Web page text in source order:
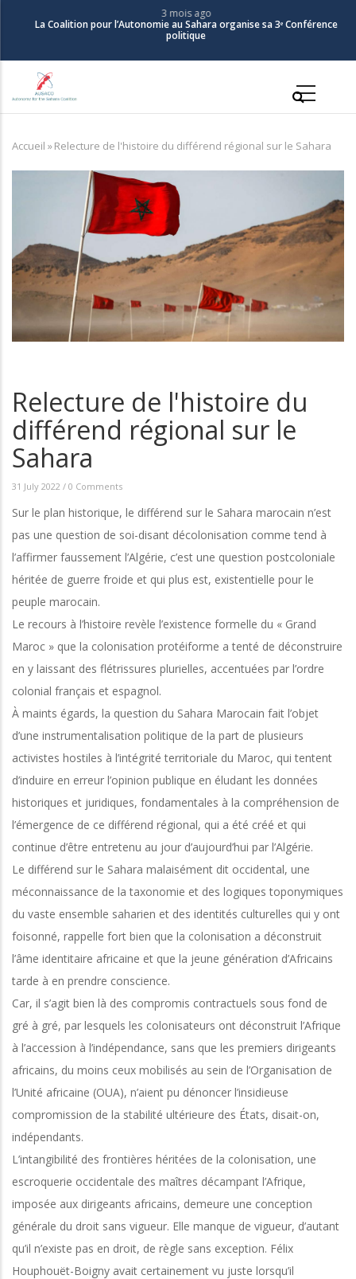
principal
3 mois ago
La Coalition pour l’Autonomie au Sahara organise sa 3ᵉ Conférence
politique
Fil
d'Ariane
Accueil »Relecture de l'histoire du différend régional sur le Sahara
Relecture de l'histoire du
différend régional sur le
Sahara
31 July 2022 / 0 Comments
Sur le plan historique, le différend sur le Sahara marocain n’est
pas une question de soi-disant décolonisation comme tend à
l’affirmer faussement l’Algérie, c’est une question postcoloniale
héritée de guerre froide et qui plus est, existentielle pour le
peuple marocain.
Le recours à l’histoire revèle l’existence formelle du « Grand
Maroc » que la colonisation protéiforme a tenté de déconstruire
en y laissant des flétrissures plurielles, accentuées par l’ordre
colonial français et espagnol.
À maints égards, la question du Sahara Marocain fait l’objet
d’une instrumentalisation politique de la part de plusieurs
activistes hostiles à l’intégrité territoriale du Maroc, qui tentent
d’induire en erreur l’opinion publique en éludant les données
historiques et juridiques, fondamentales à la compréhension de
l’émergence de ce différend régional, qui a été créé et qui
continue d’être entretenu au jour d’aujourd’hui par l’Algérie.
Le différend sur le Sahara malaisément dit occidental, une
méconnaissance de la taxonomie et des logiques toponymiques
du vaste ensemble saharien et des identités culturelles qui y ont
foisonné, rappelle fort bien que la colonisation a déconstruit
l’âme identitaire africaine et que la jeune génération d’Africains
tarde à en prendre conscience.
Car, il s’agit bien là des compromis contractuels sous fond de
gré à gré, par lesquels les colonisateurs ont déconstruit l’Afrique
à l’accession à l’indépendance, sans que les premiers dirigeants
africains, du moins ceux mobilisés au sein de l’Organisation de
l’Unité africaine (OUA), n’aient pu dénoncer l’insidieuse
compromission de la stabilité ultérieure des États, disait-on,
indépendants.
L’intangibilité des frontières héritées de la colonisation, une
escroquerie occidentale des maîtres décampant l’Afrique,
imposée aux dirigeants africains, demeure une conception
générale du droit sans vigueur. Elle manque de vigueur, d’autant
qu’il n’existe pas en droit, de règle sans exception. Félix
Houphouët-Boigny avait certainement vu juste lorsqu’il